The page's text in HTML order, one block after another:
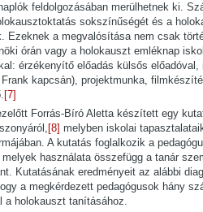
feldolgozásában merülhetnek ki.
sokszínűségét és a
Ezeknek a megvalósítása nem csak
órán vagy a holokauszt emléknap
érzékenyítő előadás külsős
kapcsán), projektmunka,
[7]
Forrás-Bíró Aletta készített egy
[8] melyben iskolai
A kutatás foglalkozik a
használata összefügg a tanár
Kutatásának eredményeit az alábbi
a megkérdezett pedagógusok hány
a holokauszt tanításához.